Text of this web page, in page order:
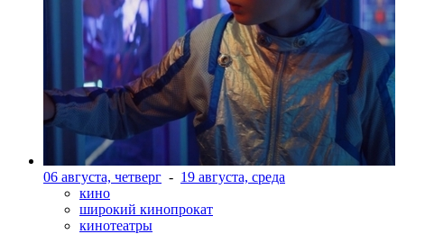
06 августа, четверг - 19 августа, среда
кино
широкий кинопрокат
кинотеатры